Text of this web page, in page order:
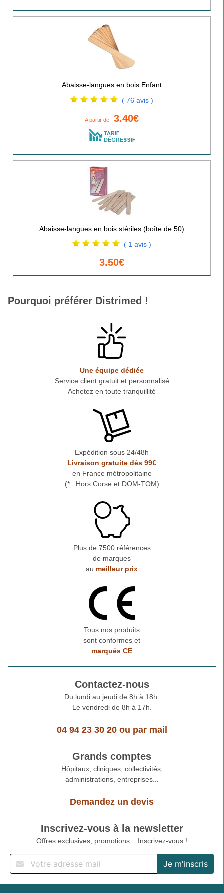
Abaisse-langues en bois Enfant
( 76 avis )
A partir de 3.40€
Abaisse-langues en bois stériles (boîte de 50)
( 1 avis )
3.50€
Pourquoi préférer Distrimed !
Une équipe dédiée
Service client gratuit et personnalisé
Achetez en toute tranquillité
Expédition sous 24/48h
Livraison gratuite dès 99€
en France métropolitaine
(* : Hors Corse et DOM-TOM)
Plus de 7500 références
de marques
au meilleur prix
Tous nos produits
sont conformes et
marqués CE
Contactez-nous
Du lundi au jeudi de 8h à 18h.
Le vendredi de 8h à 17h.
04 94 23 30 20ou par mail
Grands comptes
Hôpitaux, cliniques, collectivités,
administrations, entreprises...
Demandez un devis
Inscrivez-vous à la newsletter
Offres exclusives, promotions... Inscrivez-vous !